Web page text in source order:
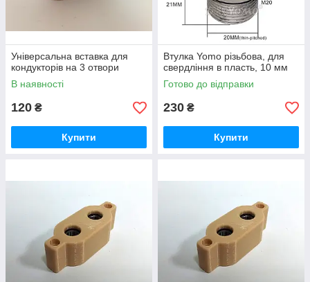
Універсальна вставка для
кондукторів на 3 отвори
В наявності
120 ₴
Купити
Втулка Yomo різьбова, для
свердління в пласть, 10 мм
Готово до відправки
230 ₴
Купити